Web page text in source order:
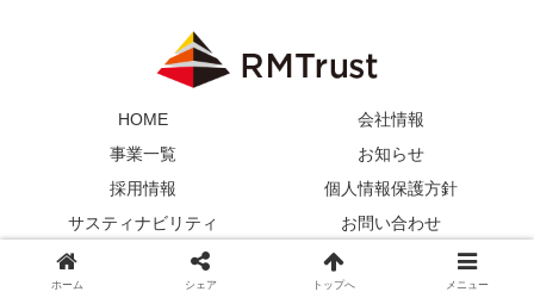
HOME
会社情報
事業一覧
お知らせ
採用情報
個人情報保護方針
サスティナビリティ
お問い合わせ
© 2023 アールエムトラスト.
ホーム シェア トップへ メニュー